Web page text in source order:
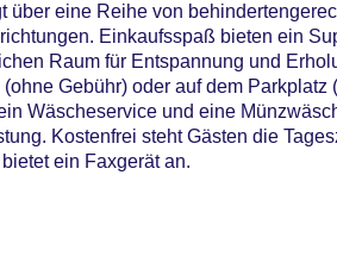
über eine Reihe von
Einkaufsspaß bieten ein
Raum für Entspannung und
Gebühr) oder auf dem Parkplatz
Wäscheservice und eine
Kostenfrei steht Gästen die
ein Faxgerät an.